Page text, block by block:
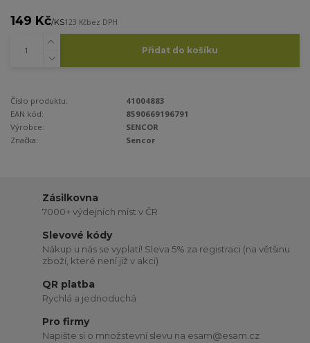
149 Kč/KS123 Kčbez DPH
Přidat do košíku
Číslo produktu:
41004883
EAN kód:
8590669196791
Výrobce:
SENCOR
Značka:
Sencor
Zásilkovna
7000+ výdejních míst v ČR
Slevové kódy
Nákup u nás se vyplatí! Sleva 5% za registraci (na většinu
zboží, které není již v akci)
QR platba
Rychlá a jednoduchá
Pro firmy
Napište si o množstevní slevu na esam@esam.cz